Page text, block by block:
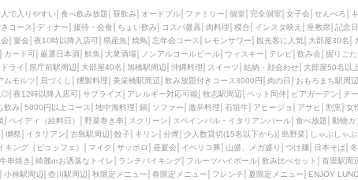
少人数貸切(15名以下から) しゃぶしゃぶ パクチー 炉
ラン エビスビール ウェディング 58KACHA-SEA
バイキン
会 イベリコ豚 山盛、メガ盛り つけ麺 日本そば 冬限定メ
お好み焼き・もんじゃ オーガニック プレミアムフライデー
ランチバイキング フルーツハイボール 飲み比べセット 首里駅周辺
幹事様特典 おばんざい チーズタッカルビ 奥武山公園駅周辺
ー 春限定メニュー フレンチ 夏限定メニュー ENJOY
シードル 那覇空港駅周辺 儀保駅周辺
で入りやすい 食べ飲み放題 昼飲み オードブル ファミリー 個室 完全個室 女子会 せんべろ
コース ディナー 接待・会食 ちょい飲み コスパ最高 肉料理 模合 インスタ映え 座敷席 記念日
宴会 夜10時以降入店可 県産魚 焼鳥 忘年会コース レモンサワー 観光客に人気 大部屋30名
カード可 厳選日本酒 鮮魚 大衆酒場 ノンアルコールビール ウィスキー テレビ 飲み会 掘りごた
ライ 県庁前駅周辺 大部屋40名 旭橋駅周辺 沖縄料理 スイーツ 結納・顔会わせ 大部屋50名以
ムモルツ 貝づくし 燻製料理 美栄橋駅周辺 飲み放題付きコース3000円 肉の日 おもろまち駅周辺
◎ 夜12時以降入店可 サプライズ アレルギー対応可能 牧志駅周辺 ペット同伴 ビアガーデン チ
飲み 5000円以上コース 地中海料理 鍋 ソファー 激辛料理 石垣牛 アヒージョ アサヒ 割烹 女
ペイディ（給料日） 野菜巻き串 スクリーン スペインバル・イタリアンバール 食べ放題 動物カ
獺祭 イタリアン 古島駅周辺 餃子 キリン 分煙 少人数貸切(15名以下から) 島野菜 しゃぶしゃぶ
キング（ビュッフェ） マイク サッポロ 昼宴会 イベリコ豚 山盛、メガ盛り つけ麺 日本そば
牛串焼き 綺麗orお洒落なトイレ ランチバイキング フルーツハイボール 飲み比べセット 首里駅周
小禄駅周辺 壺川駅周辺 秋限定メニュー 春限定メニュー フレンチ 夏限定メニュー ENJOY